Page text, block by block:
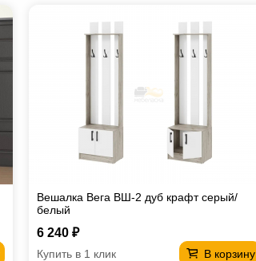
Вешалка Вега ВШ-2 дуб крафт серый/
белый
6 240 ₽
В корзину
Купить в 1 клик